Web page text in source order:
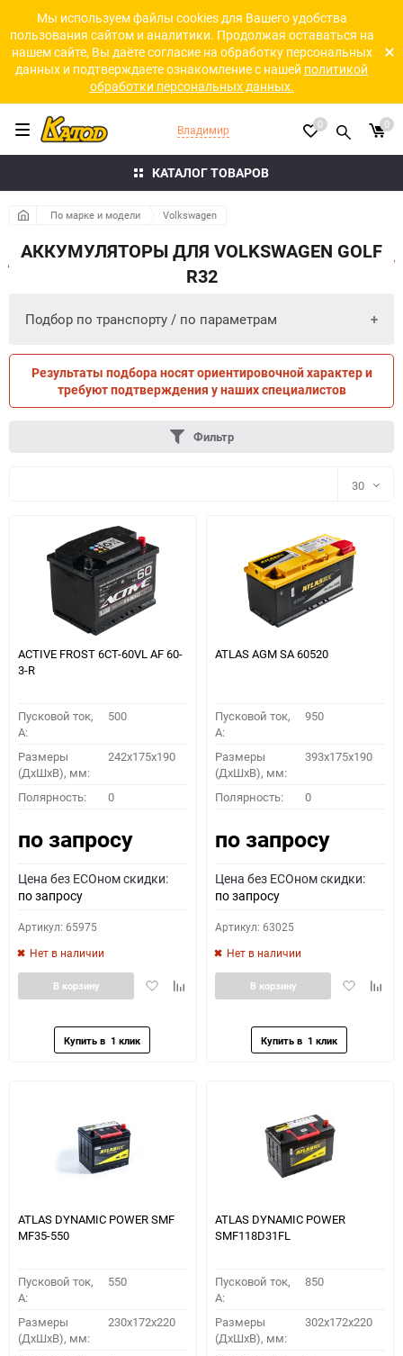
Мы используем файлы cookies для Вашего удобства
пользования сайтом и аналитики. Продолжая оставаться на
нашем сайте, Вы даёте согласие на обработку персональных
данных и подтверждаете ознакомление с нашей политикой
обработки персональных данных.
КАТАЛОГ ТОВАРОВ
Владимир 0 0
По марке и модели Volkswagen
АККУМУЛЯТОРЫ ДЛЯ VOLKSWAGEN GOLF
R32
Подбор по транспорту / по параметрам
ПО ТРАНСПОРТУ ПО ПАРАМЕТРАМ
ПОДОБРАТЬ
Как определить полярность?
0 - обратная 1 - прямая 3 - обратная 4 - прямая
Результаты подбора носят ориентировочной характер и
требуют подтверждения у наших специалистов
Фильтр
30
30
60
ACTIVE FROST 6СТ-60VL АF 60-
3-R
Пусковой ток,
A:
500
Размеры
(ДхШхВ), мм:
242x175x190
Полярность: 0
по запросу
Цена без ECOном скидки:
по запросу
Артикул: 65975
Нет в наличии
ДобавитьДобавить
В корзину
ATLAS AGM SA 60520
Пусковой ток,
A:
950
Размеры
(ДхШхВ), мм:
393x175x190
Полярность: 0
по запросу
Цена без ECOном скидки:
по запросу
Артикул: 63025
Нет в наличии
Добавить
В корзину
ATLAS DYNAMIC POWER SMF
MF35-550
Пусковой ток,
A:
550
Размеры
(ДхШхВ), мм:
230x172x220
ATLAS DYNAMIC POWER
SMF118D31FL
Пусковой ток,
A:
850
Размеры
(ДхШхВ), мм:
302x172x220